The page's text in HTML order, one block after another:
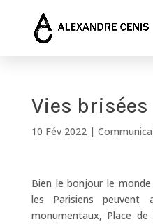
Vies brisées
10 Fév 2022|
Bien le bonjour le
les Parisiens peuvent
monumentaux, Place de